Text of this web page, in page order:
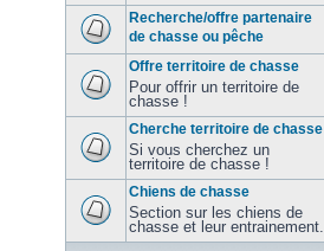
Recherche/offre partenaire
de chasse ou pêche
Offre territoire de chasse
Pour offrir un territoire de
chasse !
Cherche territoire de chasse
Si vous cherchez un
territoire de chasse !
Chiens de chasse
Section sur les chiens de
chasse et leur entrainement.